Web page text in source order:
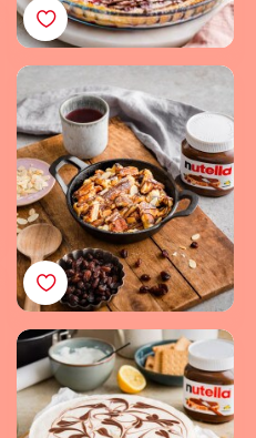
Kaiserschmarrn – luftig,
goldbraun und
genussvoll mit nutella®
No-Bake Cheesecake
mit knusprigem Boden
und nutella®